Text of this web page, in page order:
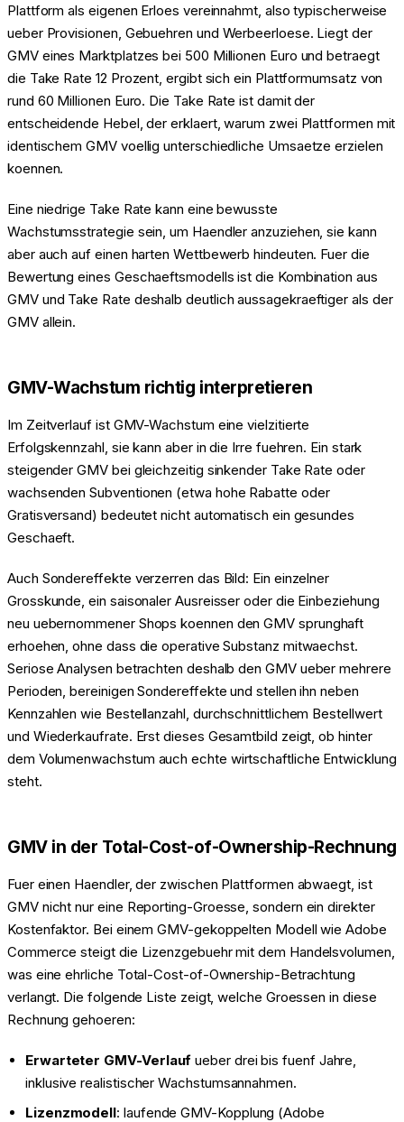
Plattform als eigenen Erloes vereinnahmt, also typischerweise
ueber Provisionen, Gebuehren und Werbeerloese. Liegt der
GMV eines Marktplatzes bei 500 Millionen Euro und betraegt
die Take Rate 12 Prozent, ergibt sich ein Plattformumsatz von
rund 60 Millionen Euro. Die Take Rate ist damit der
entscheidende Hebel, der erklaert, warum zwei Plattformen mit
identischem GMV voellig unterschiedliche Umsaetze erzielen
koennen.
Eine niedrige Take Rate kann eine bewusste
Wachstumsstrategie sein, um Haendler anzuziehen, sie kann
aber auch auf einen harten Wettbewerb hindeuten. Fuer die
Bewertung eines Geschaeftsmodells ist die Kombination aus
GMV und Take Rate deshalb deutlich aussagekraeftiger als der
GMV allein.
GMV-Wachstum richtig interpretieren
Im Zeitverlauf ist GMV-Wachstum eine vielzitierte
Erfolgskennzahl, sie kann aber in die Irre fuehren. Ein stark
steigender GMV bei gleichzeitig sinkender Take Rate oder
wachsenden Subventionen (etwa hohe Rabatte oder
Gratisversand) bedeutet nicht automatisch ein gesundes
Geschaeft.
Auch Sondereffekte verzerren das Bild: Ein einzelner
Grosskunde, ein saisonaler Ausreisser oder die Einbeziehung
neu uebernommener Shops koennen den GMV sprunghaft
erhoehen, ohne dass die operative Substanz mitwaechst.
Seriose Analysen betrachten deshalb den GMV ueber mehrere
Perioden, bereinigen Sondereffekte und stellen ihn neben
Kennzahlen wie Bestellanzahl, durchschnittlichem Bestellwert
und Wiederkaufrate. Erst dieses Gesamtbild zeigt, ob hinter
dem Volumenwachstum auch echte wirtschaftliche Entwicklung
steht.
GMV in der Total-Cost-of-Ownership-Rechnung
Fuer einen Haendler, der zwischen Plattformen abwaegt, ist
GMV nicht nur eine Reporting-Groesse, sondern ein direkter
Kostenfaktor. Bei einem GMV-gekoppelten Modell wie Adobe
Commerce steigt die Lizenzgebuehr mit dem Handelsvolumen,
was eine ehrliche Total-Cost-of-Ownership-Betrachtung
verlangt. Die folgende Liste zeigt, welche Groessen in diese
Rechnung gehoeren:
Erwarteter GMV-Verlauf ueber drei bis fuenf Jahre,
inklusive realistischer Wachstumsannahmen.
Lizenzmodell: laufende GMV-Kopplung (Adobe